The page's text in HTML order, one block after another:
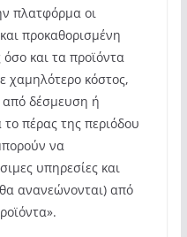
πλατφόρμα οι
προκαθορισμένη
και τα προϊόντα
χαμηλότερο κόστος,
από δέσμευση ή
πέρας της περιόδου
να
υπηρεσίες και
ανανεώνονται) από